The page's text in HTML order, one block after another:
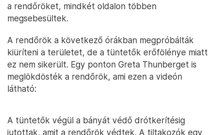
a rendőröket, mindkét oldalon többen
megsebesültek.
A rendőrök a következő órákban megpróbálták
kiüríteni a területet, de a tüntetők erőfölénye miatt
ez nem sikerült. Egy ponton Greta Thunberget is
meglökdösték a rendőrök, ami ezen a videón
látható:
A tüntetők végül a bányát védő drótkerítésig
jutottak, amit a rendőrök védtek. A tiltakozók egy